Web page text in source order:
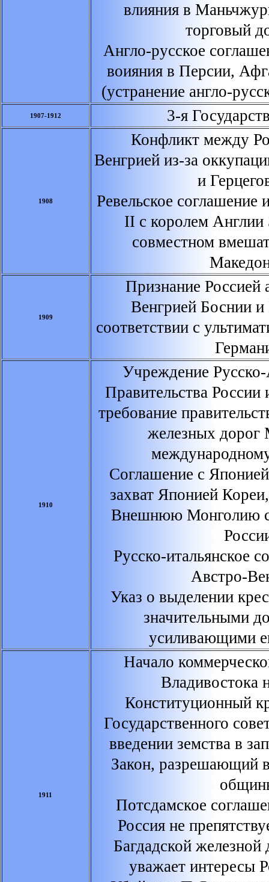
влияния в
торговый
Англо-русское
воияния в Персии,
(устранение англо-
1907-1912 3-я
1908
Конфликт между
Венгрией из-за
и
Ревельское соглашение
II с королем
совместном
1909
Признание Россией
Венгрией Боснии и
соответствии с
1910
Учреждение Русско-
Правительства
требование
железных дорог
Соглашение с
захват Японией
Внешнюю Монголию
Русско-итальянское
Австро-
Указ о выделении
значительными
усиливающими
1911
Начало
Владивостока
Конституционный
Государственного
введении земства в
Закон, разрешающий
Потсдамское
Россия не
Багдадской железной
уважает интересы